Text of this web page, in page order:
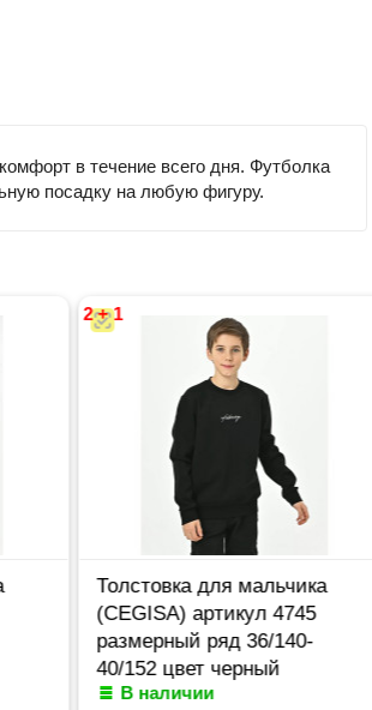
в течение всего дня. Футболка
посадку на любую фигуру.
2 + 1
Толстовка для мальчика
(CEGISA) артикул 4745
размерный ряд 36/140-
40/152 цвет черный
В наличии